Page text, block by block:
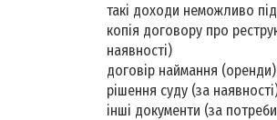
такі доходи неможливо
копія договору про
наявності)
договір наймання
рішення суду (за
інші документи (за